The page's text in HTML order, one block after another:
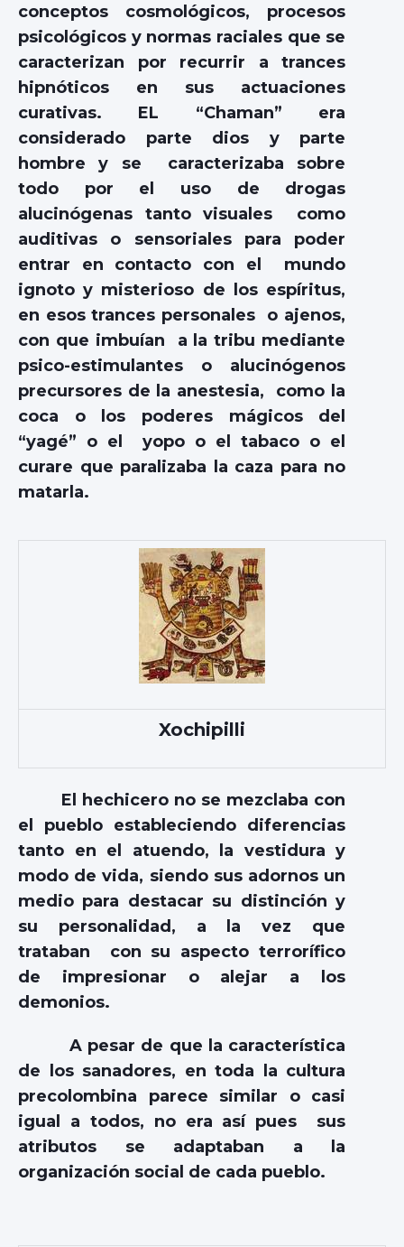
conceptos cosmológicos, procesos
psicológicos y normas raciales que se
caracterizan por recurrir a trances
hipnóticos en sus actuaciones
curativas. EL “Chaman” era
considerado parte dios y parte
hombre y se caracterizaba sobre
todo por el uso de drogas
alucinógenas tanto visuales como
auditivas o sensoriales para poder
entrar en contacto con el mundo
ignoto y misterioso de los espíritus,
en esos trances personales o ajenos,
con que imbuían a la tribu mediante
psico-estimulantes o alucinógenos
precursores de la anestesia, como la
coca o los poderes mágicos del
“yagé” o el yopo o el tabaco o el
curare que paralizaba la caza para no
matarla.
Xochipilli
El hechicero no se mezclaba con
el pueblo estableciendo diferencias
tanto en el atuendo, la vestidura y
modo de vida, siendo sus adornos un
medio para destacar su distinción y
su personalidad, a la vez que
trataban con su aspecto terrorífico
de impresionar o alejar a los
demonios.
A pesar de que la característica
de los sanadores, en toda la cultura
precolombina parece similar o casi
igual a todos, no era así pues sus
atributos se adaptaban a la
organización social de cada pueblo.